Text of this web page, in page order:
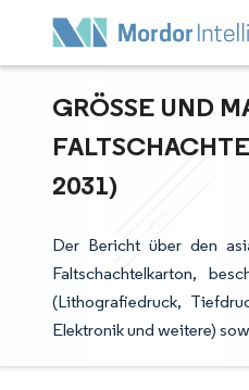
GRÖSSE UND
031)
Der Bericht über den
Faltschachtelkarton,
(Lithografiedruck,
Elektronik und weitere)